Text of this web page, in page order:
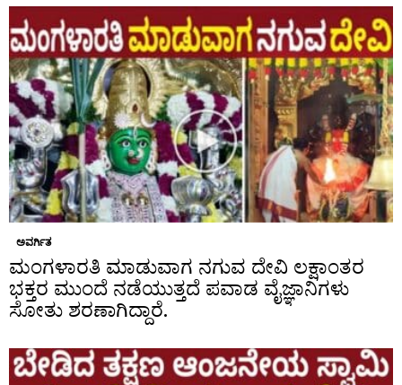
ಅವರ್ಗಿತ
ಮಂಗಳಾರತಿ ಮಾಡುವಾಗ ನಗುವ ದೇವಿ ಲಕ್ಷಾಂತರ
ಭಕ್ತರ ಮುಂದೆ ನಡೆಯುತ್ತದೆ ಪವಾಡ ವೈಜ್ಞಾನಿಗಳು
ಸೋತು ಶರಣಾಗಿದ್ದಾರೆ.